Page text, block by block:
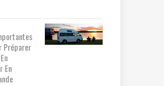
Préparer
En